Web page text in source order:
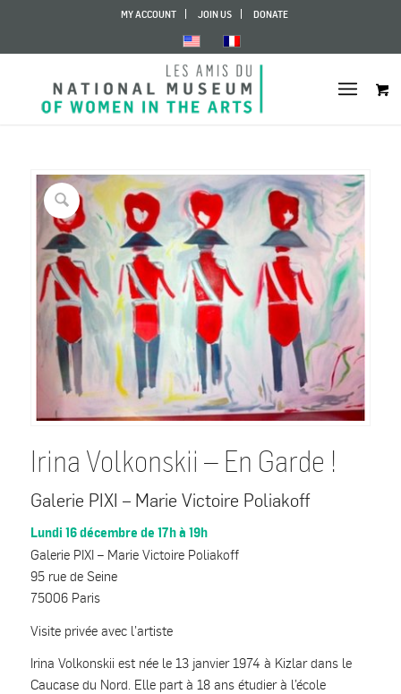
MY ACCOUNT JOIN US DONATE
Irina Volkonskii – En Garde !
Galerie PIXI – Marie Victoire Poliakoff
Lundi 16 décembre de 17h à 19h
Galerie PIXI – Marie Victoire Poliakoff
95 rue de Seine
75006 Paris
Visite privée avec l’artiste
Irina Volkonskii est née le 13 janvier 1974 à Kizlar dans le
Caucase du Nord. Elle part à 18 ans étudier à l’école